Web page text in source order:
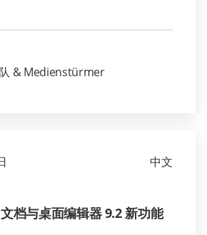
队 & Medienstürmer
中文
档与桌面编辑器 9.2 新功能